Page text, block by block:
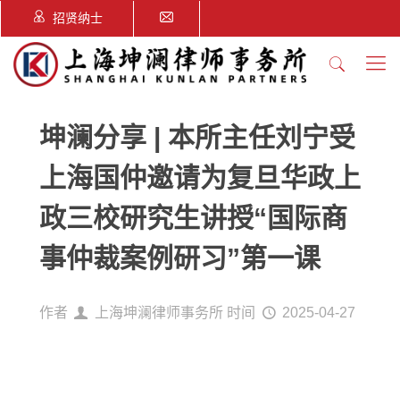
招贤纳士
坤澜分享 | 本所主任刘宁受
上海国仲邀请为复旦华政上
政三校研究生讲授“国际商
事仲裁案例研习”第一课
作者 上海坤澜律师事务所 时间 2025-04-27